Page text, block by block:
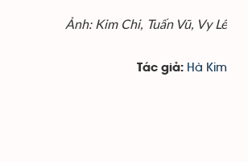
Ảnh: Kim Chi, Tuấn Vũ, Vy Lê
Tác giả: Hà Kim